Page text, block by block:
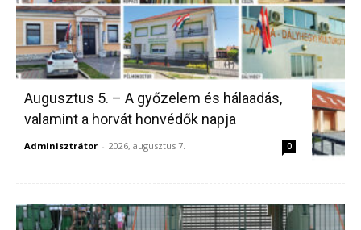
Augusztus 5. – A győzelem és hálaadás,
valamint a horvát honvédők napja
Adminisztrátor - 2026, augusztus 7. 0